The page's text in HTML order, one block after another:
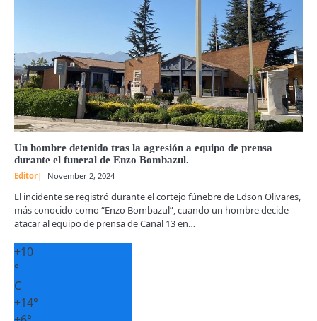
Un hombre detenido tras la agresión a equipo de prensa
durante el funeral de Enzo Bombazul.
Editor November 2, 2024
El incidente se registró durante el cortejo fúnebre de Edson Olivares,
más conocido como “Enzo Bombazul”, cuando un hombre decide
atacar al equipo de prensa de Canal 13 en…
+10
°
C
+14°